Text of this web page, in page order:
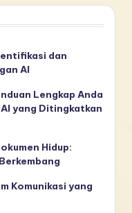
dan
AI
Lengkap Anda
yang Ditingkatkan
Hidup:
Komunikasi yang